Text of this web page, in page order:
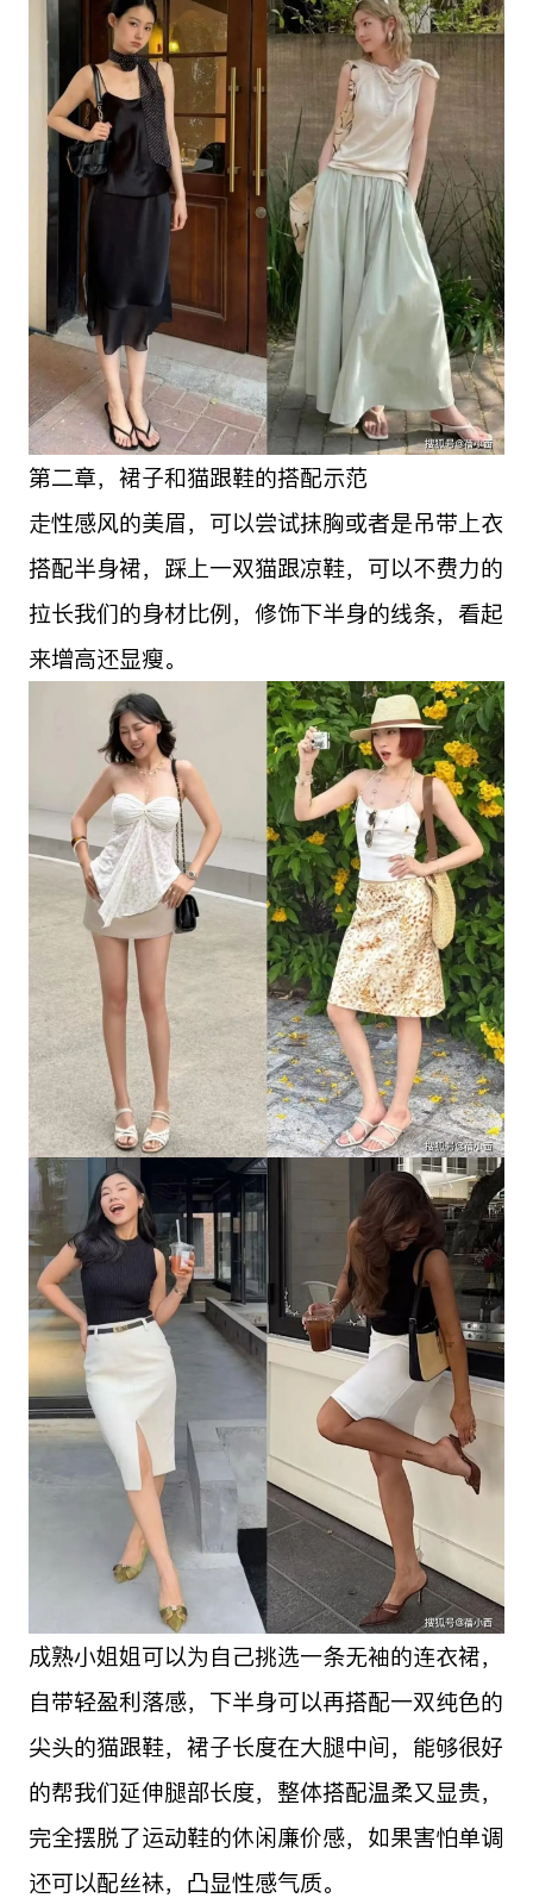
第二章，裙子和猫跟鞋的搭配示范
走性感风的美眉，可以尝试抹胸或者是吊带上衣
搭配半身裙，踩上一双猫跟凉鞋，可以不费力的
拉长我们的身材比例，修饰下半身的线条，看起
来增高还显瘦。
成熟小姐姐可以为自己挑选一条无袖的连衣裙，
自带轻盈利落感，下半身可以再搭配一双纯色的
尖头的猫跟鞋，裙子长度在大腿中间，能够很好
的帮我们延伸腿部长度，整体搭配温柔又显贵，
完全摆脱了运动鞋的休闲廉价感，如果害怕单调
还可以配丝袜，凸显性感气质。